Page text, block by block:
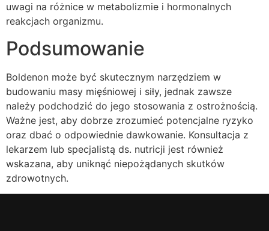
uwagi na różnice w metabolizmie i hormonalnych
reakcjach organizmu.
Podsumowanie
Boldenon może być skutecznym narzędziem w
budowaniu masy mięśniowej i siły, jednak zawsze
należy podchodzić do jego stosowania z ostrożnością.
Ważne jest, aby dobrze zrozumieć potencjalne ryzyko
oraz dbać o odpowiednie dawkowanie. Konsultacja z
lekarzem lub specjalistą ds. nutricji jest również
wskazana, aby uniknąć niepożądanych skutków
zdrowotnych.